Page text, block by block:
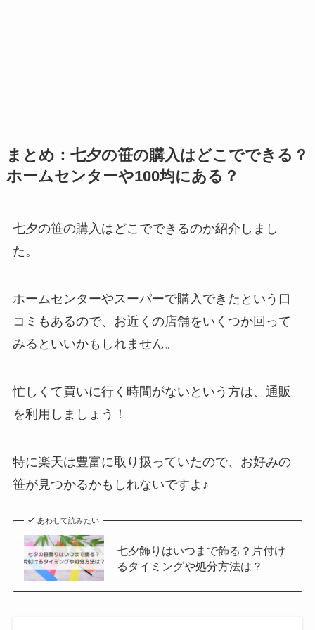
まとめ：七夕の笹の購入はどこでできる？
ホームセンターや100均にある？
七夕の笹の購入はどこでできるのか紹介しまし
た。
ホームセンターやスーパーで購入できたという口
コミもあるので、お近くの店舗をいくつか回って
みるといいかもしれません。
忙しくて買いに行く時間がないという方は、通販
を利用しましょう！
特に楽天は豊富に取り扱っていたので、お好みの
笹が見つかるかもしれないですよ♪
あわせて読みたい
七夕飾りはいつまで飾る？片付け
るタイミングや処分方法は？